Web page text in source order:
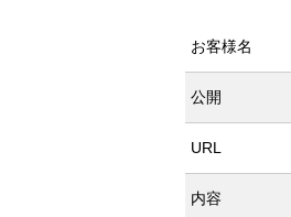
お客様名
公開
URL
内容